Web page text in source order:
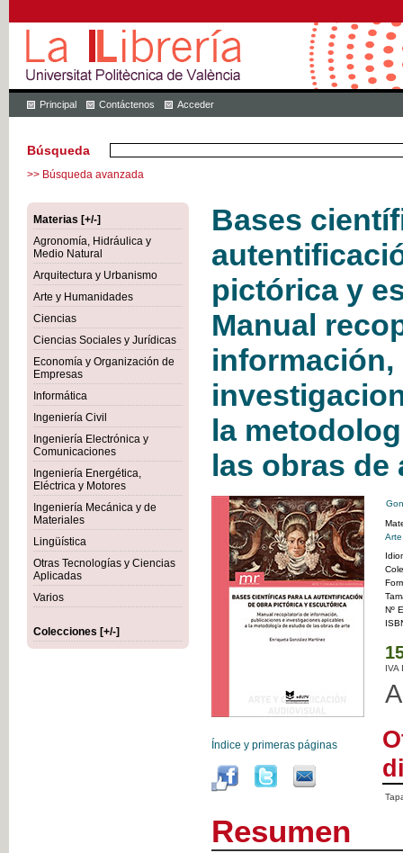
Principal Contáctenos Acceder
Búsqueda
>> Búsqueda avanzada
Materias [+/-]
Agronomía, Hidráulica y
Medio Natural
Arquitectura y Urbanismo
Arte y Humanidades
Ciencias
Ciencias Sociales y Jurídicas
Economía y Organización de
Empresas
Informática
Ingeniería Civil
Ingeniería Electrónica y
Comunicaciones
Ingeniería Energética,
Eléctrica y Motores
Ingeniería Mecánica y de
Materiales
Lingüística
Otras Tecnologías y Ciencias
Aplicadas
Varios
Colecciones [+/-]
Bases
pictórica y
Manual
la
las obras de
Índice y primeras páginas
Nº
IVA
Resumen